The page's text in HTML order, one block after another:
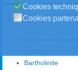
Cookies
Cookies
Les plus
Bartholinite